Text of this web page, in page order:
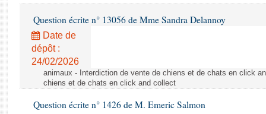
Question écrite n° 13056 de Mme Sandra Delannoy
Date de
dépôt :
24/02/2026
animaux - Interdiction de vente de chiens et de chats en click
chiens et de chats en click and collect
Question écrite n° 1426 de M. Emeric Salmon